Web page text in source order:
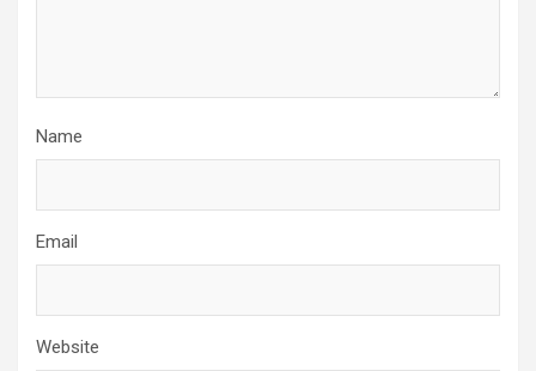
Name
Email
Website